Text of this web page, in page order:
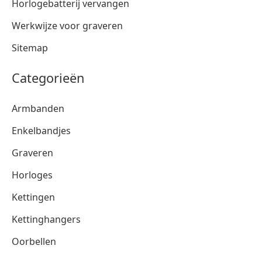
Horlogebatterij vervangen
Werkwijze voor graveren
Sitemap
Categorieën
Armbanden
Enkelbandjes
Graveren
Horloges
Kettingen
Kettinghangers
Oorbellen